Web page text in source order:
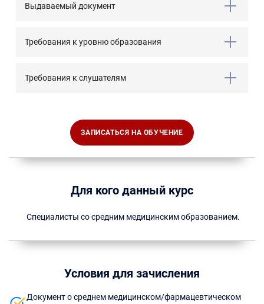
Выдаваемый документ
Требования к уровню образования
Требования к слушателям
ЗАПИСАТЬСЯ НА ОБУЧЕНИЕ
Для кого данный курс
Специалисты со средним медицинским образованием.
Условия для зачисления
Документ о среднем медицинском/фармацевтическом